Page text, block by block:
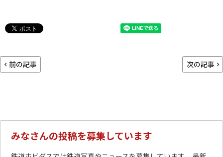
前の記事 次の記事
みなさんの投稿を募集しています